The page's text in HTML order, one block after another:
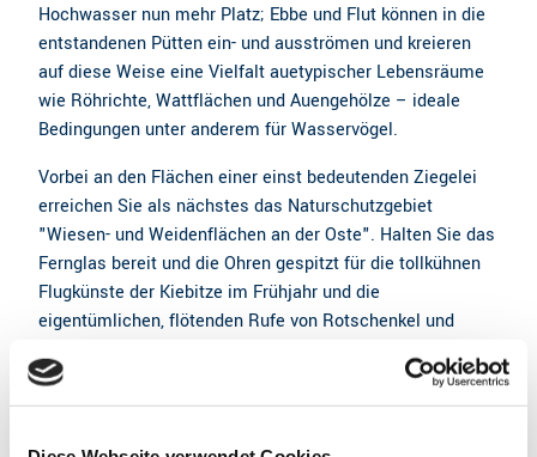
Hochwasser nun mehr Platz; Ebbe und Flut können in die
entstandenen Pütten ein- und ausströmen und kreieren
auf diese Weise eine Vielfalt auetypischer Lebensräume
wie Röhrichte, Wattflächen und Auengehölze – ideale
Bedingungen unter anderem für Wasservögel.
Vorbei an den Flächen einer einst bedeutenden Ziegelei
erreichen Sie als nächstes das Naturschutzgebiet
"Wiesen- und Weidenflächen an der Oste". Halten Sie das
Fernglas bereit und die Ohren gespitzt für die tollkühnen
Flugkünste der Kiebitze im Frühjahr und die
eigentümlichen, flötenden Rufe von Rotschenkel und